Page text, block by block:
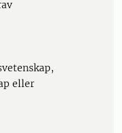
eller